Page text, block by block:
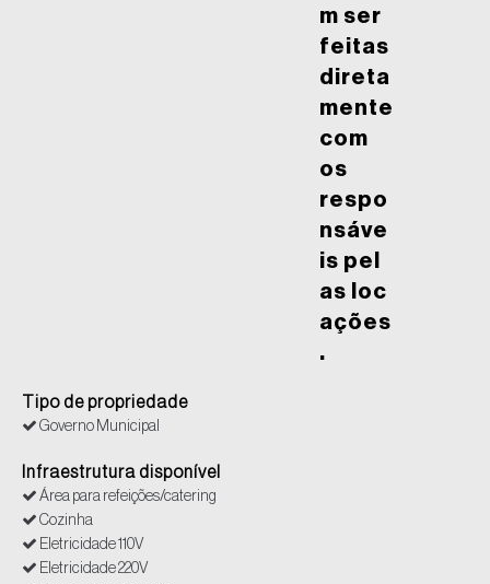
m ser
feitas
direta
mente
com
os
respo
nsáve
is pel
as loc
ações
.
Tipo de propriedade
Governo Municipal
Infraestrutura disponível
Área para refeições/catering
Cozinha
Eletricidade 110V
Eletricidade 220V